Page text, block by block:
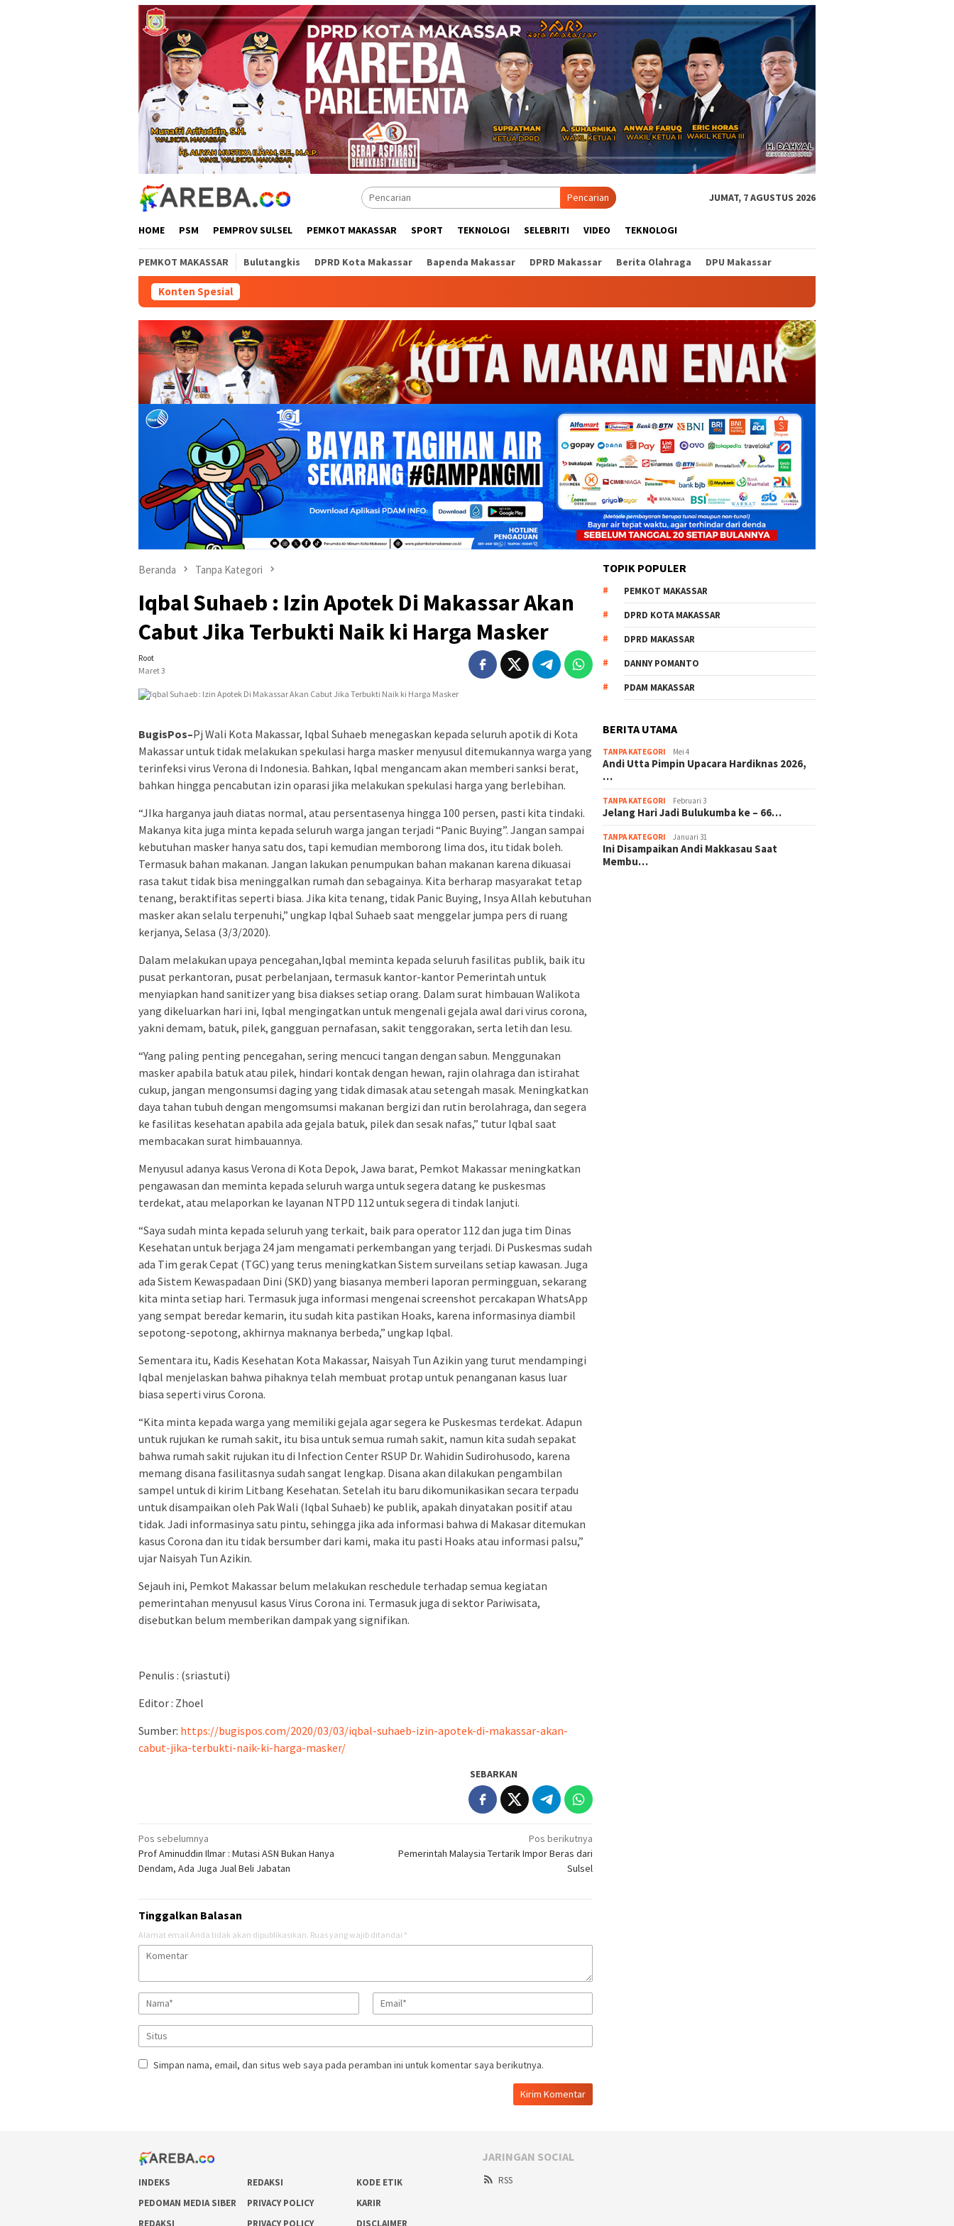
Pencarian JUMAT, 7 AGUSTUS 2026
HOME PSM PEMPROV SULSEL PEMKOT MAKASSAR SPORT TEKNOLOGI SELEBRITI VIDEO TEKNOLOGI
PEMKOT MAKASSAR Bulutangkis DPRD Kota Makassar Bapenda Makassar DPRD Makassar Berita Olahraga DPU Makassar
Konten Spesial
Beranda Tanpa Kategori
Iqbal Suhaeb : Izin Apotek Di Makassar Akan
Cabut Jika Terbukti Naik ki Harga Masker
Root
Maret 3
BugisPos–Pj Wali Kota Makassar, Iqbal Suhaeb menegaskan kepada seluruh apotik di Kota
Makassar untuk tidak melakukan spekulasi harga masker menyusul ditemukannya warga yang
terinfeksi virus Verona di Indonesia. Bahkan, Iqbal mengancam akan memberi sanksi berat,
bahkan hingga pencabutan izin oparasi jika melakukan spekulasi harga yang berlebihan.
“JIka harganya jauh diatas normal, atau persentasenya hingga 100 persen, pasti kita tindaki.
Makanya kita juga minta kepada seluruh warga jangan terjadi “Panic Buying”. Jangan sampai
kebutuhan masker hanya satu dos, tapi kemudian memborong lima dos, itu tidak boleh.
Termasuk bahan makanan. Jangan lakukan penumpukan bahan makanan karena dikuasai
rasa takut tidak bisa meninggalkan rumah dan sebagainya. Kita berharap masyarakat tetap
tenang, beraktifitas seperti biasa. Jika kita tenang, tidak Panic Buying, Insya Allah kebutuhan
masker akan selalu terpenuhi,” ungkap Iqbal Suhaeb saat menggelar jumpa pers di ruang
kerjanya, Selasa (3/3/2020).
Dalam melakukan upaya pencegahan,Iqbal meminta kepada seluruh fasilitas publik, baik itu
pusat perkantoran, pusat perbelanjaan, termasuk kantor-kantor Pemerintah untuk
menyiapkan hand sanitizer yang bisa diakses setiap orang. Dalam surat himbauan Walikota
yang dikeluarkan hari ini, Iqbal mengingatkan untuk mengenali gejala awal dari virus corona,
yakni demam, batuk, pilek, gangguan pernafasan, sakit tenggorakan, serta letih dan lesu.
“Yang paling penting pencegahan, sering mencuci tangan dengan sabun. Menggunakan
masker apabila batuk atau pilek, hindari kontak dengan hewan, rajin olahraga dan istirahat
cukup, jangan mengonsumsi daging yang tidak dimasak atau setengah masak. Meningkatkan
daya tahan tubuh dengan mengomsumsi makanan bergizi dan rutin berolahraga, dan segera
ke fasilitas kesehatan apabila ada gejala batuk, pilek dan sesak nafas,” tutur Iqbal saat
membacakan surat himbauannya.
Menyusul adanya kasus Verona di Kota Depok, Jawa barat, Pemkot Makassar meningkatkan
pengawasan dan meminta kepada seluruh warga untuk segera datang ke puskesmas
terdekat, atau melaporkan ke layanan NTPD 112 untuk segera di tindak lanjuti.
“Saya sudah minta kepada seluruh yang terkait, baik para operator 112 dan juga tim Dinas
Kesehatan untuk berjaga 24 jam mengamati perkembangan yang terjadi. Di Puskesmas sudah
ada Tim gerak Cepat (TGC) yang terus meningkatkan Sistem surveilans setiap kawasan. Juga
ada Sistem Kewaspadaan Dini (SKD) yang biasanya memberi laporan permingguan, sekarang
kita minta setiap hari. Termasuk juga informasi mengenai screenshot percakapan WhatsApp
yang sempat beredar kemarin, itu sudah kita pastikan Hoaks, karena informasinya diambil
sepotong-sepotong, akhirnya maknanya berbeda,” ungkap Iqbal.
Sementara itu, Kadis Kesehatan Kota Makassar, Naisyah Tun Azikin yang turut mendampingi
Iqbal menjelaskan bahwa pihaknya telah membuat protap untuk penanganan kasus luar
biasa seperti virus Corona.
“Kita minta kepada warga yang memiliki gejala agar segera ke Puskesmas terdekat. Adapun
untuk rujukan ke rumah sakit, itu bisa untuk semua rumah sakit, namun kita sudah sepakat
bahwa rumah sakit rujukan itu di Infection Center RSUP Dr. Wahidin Sudirohusodo, karena
memang disana fasilitasnya sudah sangat lengkap. Disana akan dilakukan pengambilan
sampel untuk di kirim Litbang Kesehatan. Setelah itu baru dikomunikasikan secara terpadu
untuk disampaikan oleh Pak Wali (Iqbal Suhaeb) ke publik, apakah dinyatakan positif atau
tidak. Jadi informasinya satu pintu, sehingga jika ada informasi bahwa di Makasar ditemukan
kasus Corona dan itu tidak bersumber dari kami, maka itu pasti Hoaks atau informasi palsu,”
ujar Naisyah Tun Azikin.
Sejauh ini, Pemkot Makassar belum melakukan reschedule terhadap semua kegiatan
pemerintahan menyusul kasus Virus Corona ini. Termasuk juga di sektor Pariwisata,
disebutkan belum memberikan dampak yang signifikan.
Penulis : (sriastuti)
Editor : Zhoel
Sumber: https://bugispos.com/2020/03/03/iqbal-suhaeb-izin-apotek-di-makassar-akan-
cabut-jika-terbukti-naik-ki-harga-masker/
SEBARKAN
Navigasi
pos
Pos sebelumnya
Prof Aminuddin Ilmar : Mutasi ASN Bukan Hanya
Dendam, Ada Juga Jual Beli Jabatan
Pos berikutnya
Pemerintah Malaysia Tertarik Impor Beras dari
Sulsel
Tinggalkan Balasan
Alamat email Anda tidak akan dipublikasikan. Ruas yang wajib ditandai *
Simpan nama, email, dan situs web saya pada peramban ini untuk komentar saya berikutnya.
TOPIK POPULER
PEMKOT MAKASSAR
DPRD KOTA MAKASSAR
DPRD MAKASSAR
DANNY POMANTO
PDAM MAKASSAR
BERITA UTAMA
TANPA KATEGORI Mei 4
Andi Utta Pimpin Upacara Hardiknas 2026,
…
TANPA KATEGORI Februari 3
Jelang Hari Jadi Bulukumba ke – 66…
TANPA KATEGORI Januari 31
Ini Disampaikan Andi Makkasau Saat
Membu…
INDEKS REDAKSI
KODE ETIK
PEDOMAN MEDIA SIBER
PRIVACY POLICY
KARIR
REDAKSI
PRIVACY POLICY DISCLAIMER
JARINGAN SOCIAL
RSS